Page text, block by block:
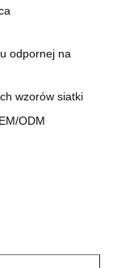
odpornej na
wzorów siatki
ODM